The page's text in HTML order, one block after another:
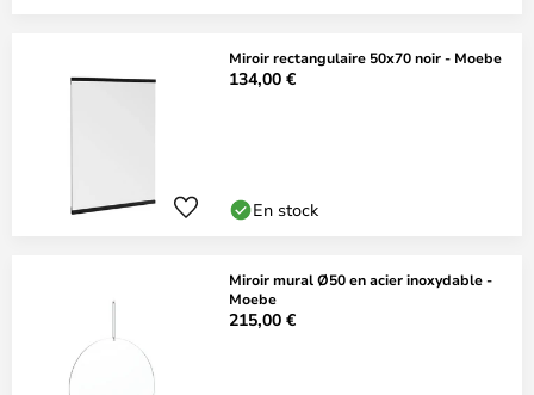
Miroir rectangulaire 50x70 noir - Moebe
134,00 €
En stock
Miroir mural Ø50 en acier inoxydable -
Moebe
215,00 €